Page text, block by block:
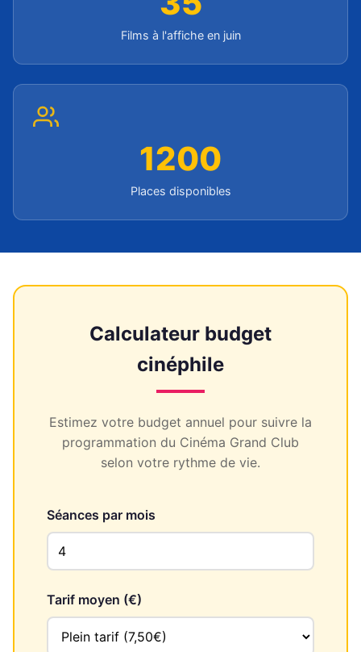
Films à l'affiche en juin
1200
Places disponibles
Calculateur budget
cinéphile
Estimez votre budget annuel pour suivre la
programmation du Cinéma Grand Club
selon votre rythme de vie.
Séances par mois
Tarif moyen (€)